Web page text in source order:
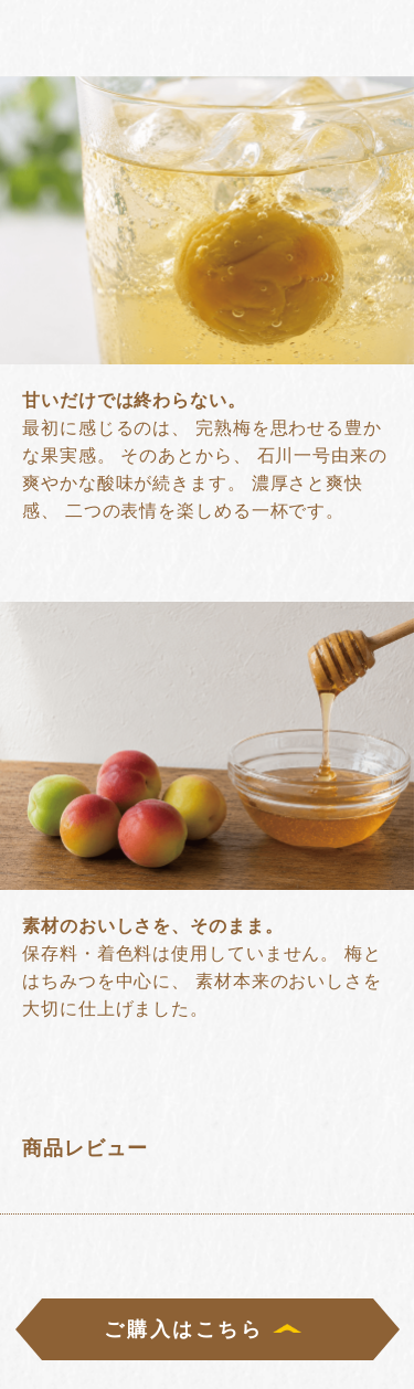
甘いだけでは終わらない。
最初に感じるのは、 完熟梅を思わせる豊か
な果実感。 そのあとから、 石川一号由来の
爽やかな酸味が続きます。 濃厚さと爽快
感、 二つの表情を楽しめる一杯です。
素材のおいしさを、そのまま。
保存料・着色料は使用していません。 梅と
はちみつを中心に、 素材本来のおいしさを
大切に仕上げました。
商品レビュー
ご購入はこちら